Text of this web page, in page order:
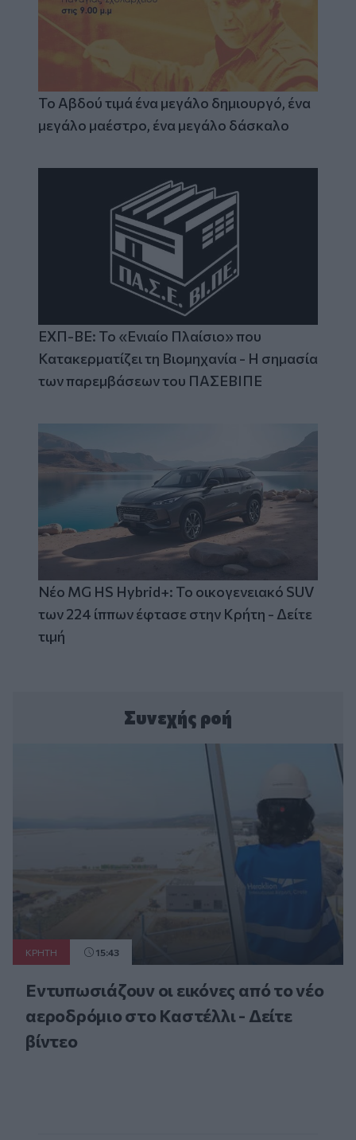
Το Αβδού τιμά ένα μεγάλο δημιουργό, ένα
μεγάλο μαέστρο, ένα μεγάλο δάσκαλο
ΕΧΠ-ΒΕ: Το «Ενιαίο Πλαίσιο» που
Κατακερματίζει τη Βιομηχανία - Η σημασία
των παρεμβάσεων του ΠΑΣΕΒΙΠΕ
Νέο MG HS Hybrid+: Το οικογενειακό SUV
των 224 ίππων έφτασε στην Κρήτη - Δείτε
τιμή
Συνεχής ροή
ΚΡΗΤΗ 15:43
Εντυπωσιάζουν οι εικόνες από το νέο
αεροδρόμιο στο Καστέλλι - Δείτε
βίντεο